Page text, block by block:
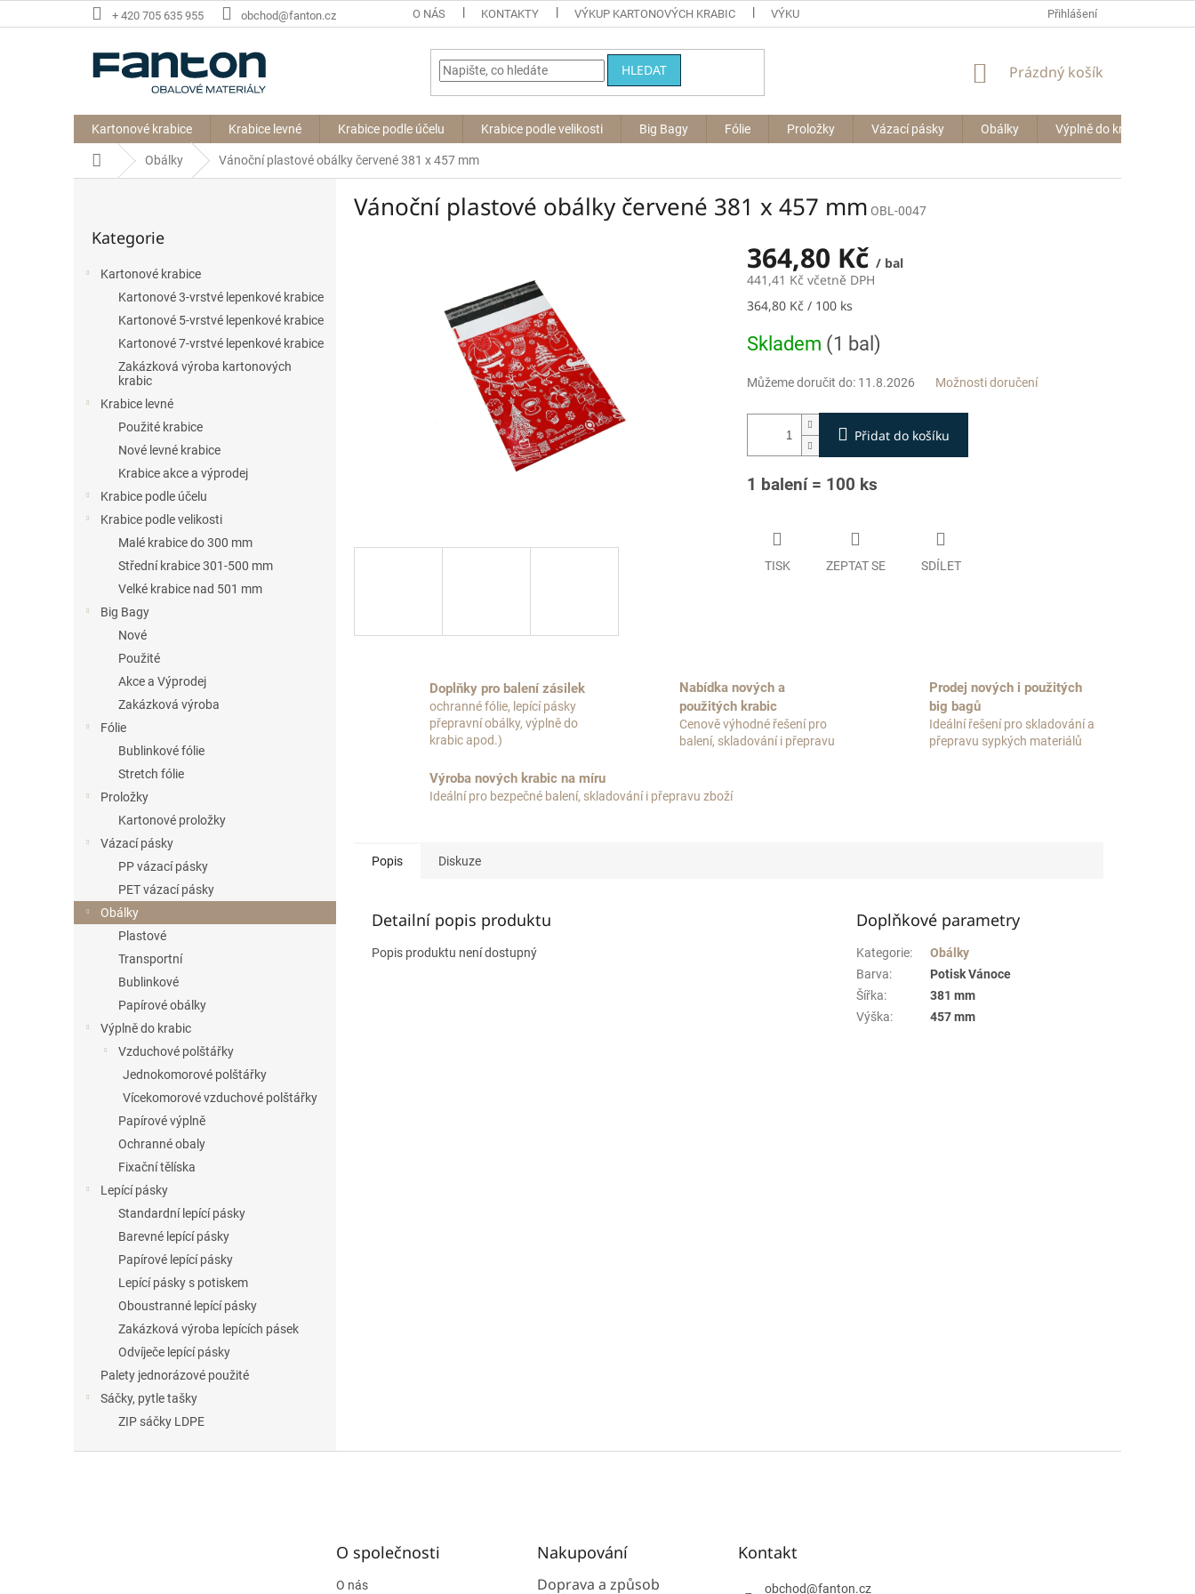
na
+ 420 705 635 955 obchod@fanton.cz O NÁS KONTAKTY VÝKUP KARTONOVÝCH KRABIC VÝKUP BIG BAGŮ Přihlášení
HLEDAT
NÁKUPNÍ
Prázdný košík
Kartonové krabice Krabice levné Krabice podle účelu Krabice podle velikosti Big Bagy Fólie Proložky Vázací pásky Obálky Výplně do krabic
Domů Obálky Vánoční plastové obálky červené 381 x 457 mm
kategorie
Kategorie
Kartonové krabice
Kartonové 3-vrstvé lepenkové krabice
Kartonové 5-vrstvé lepenkové krabice
Kartonové 7-vrstvé lepenkové krabice
Zakázková výroba kartonových
krabic
Krabice levné
Použité krabice
Nové levné krabice
Krabice akce a výprodej
Krabice podle účelu
Krabice podle velikosti
Malé krabice do 300 mm
Střední krabice 301-500 mm
Velké krabice nad 501 mm
Big Bagy
Nové
Použité
Akce a Výprodej
Zakázková výroba
Fólie
Bublinkové fólie
Stretch fólie
Proložky
Kartonové proložky
Vázací pásky
PP vázací pásky
PET vázací pásky
Obálky
Plastové
Transportní
Bublinkové
Papírové obálky
Výplně do krabic
Vzduchové polštářky
Jednokomorové polštářky
Vícekomorové vzduchové polštářky
Papírové výplně
Ochranné obaly
Fixační tělíska
Lepící pásky
Standardní lepící pásky
Barevné lepící pásky
Papírové lepící pásky
Lepící pásky s potiskem
Oboustranné lepící pásky
Zakázková výroba lepících pásek
Odvíječe lepící pásky
Palety jednorázové použité
Sáčky, pytle tašky
ZIP sáčky LDPE
Vánoční plastové obálky červené 381 x 457 mm OBL-0047
364,80 Kč / bal
441,41 Kč včetně DPH
Měrná
364,80 Kč / 100 ks
Skladem (1 bal)
Můžeme doručit do: 11.8.2026 Možnosti doručení
Přidat do košíku
1 balení = 100 ks
TISK ZEPTAT SE SDÍLET
Doplňky pro balení zásilek
ochranné fólie, lepící pásky
přepravní obálky, výplně do
krabic apod.)
Nabídka nových a
použitých krabic
Cenově výhodné řešení pro
balení, skladování i přepravu
Prodej nových i použitých
big bagů
Ideální řešení pro skladování a
přepravu sypkých materiálů
Výroba nových krabic na míru
Ideální pro bezpečné balení, skladování i přepravu zboží
Popis Diskuze
Detailní popis produktu
Popis produktu není dostupný
Doplňkové parametry
Kategorie:
Obálky
Barva:
Potisk Vánoce
Šířka:
381 mm
Výška: 457 mm
O společnosti
O nás
Nakupování
Doprava a způsob
Kontakt
obchod@fanton.cz